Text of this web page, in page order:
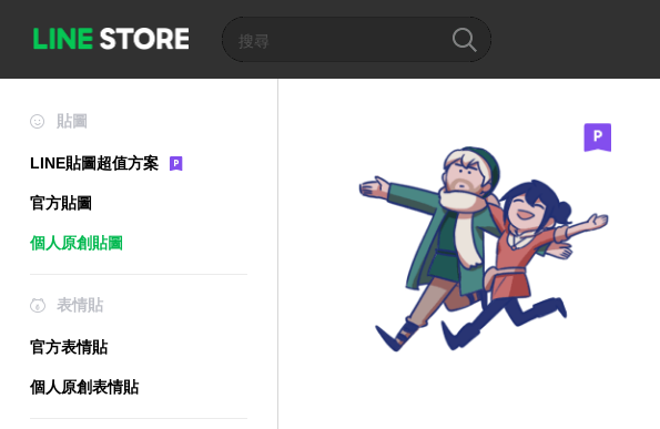
貼圖
LINE貼圖超值方案
官方貼圖
個人原創貼圖
表情貼
官方表情貼
個人原創表情貼